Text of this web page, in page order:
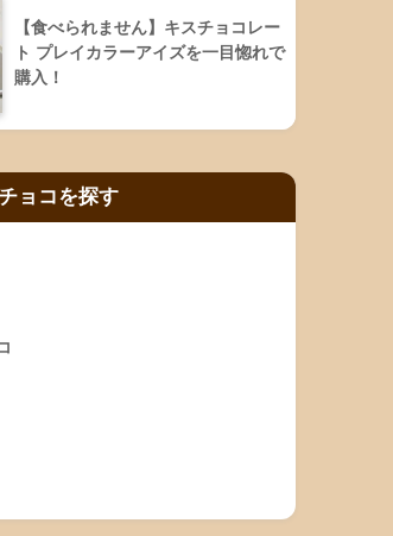
【食べられません】キスチョコレー
ト プレイカラーアイズを一目惚れで
購入！
ョコを探す